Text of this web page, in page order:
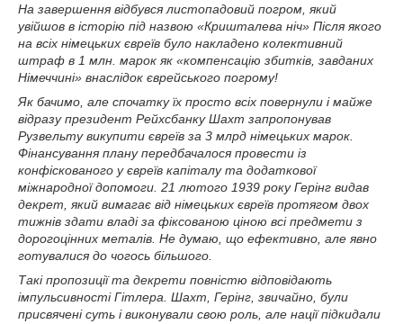
На завершення відбувся листопадовий погром, який
увійшов в історію під назвою «Кришталева ніч» Після якого
на всіх німецьких євреїв було накладено колективний
штраф в 1 млн. марок як «компенсацію збитків, завданих
Німеччині» внаслідок єврейського погрому!
Як бачимо, але спочатку їх просто всіх повернули і майже
відразу президент Рейхсбанку Шахт запропонував
Рузвельту викупити євреїв за 3 млрд німецьких марок.
Фінансування плану передбачалося провести із
конфіскованого у євреїв капіталу та додаткової
міжнародної допомоги. 21 лютого 1939 року Герінг видав
декрет, який вимагає від німецьких євреїв протягом двох
тижнів здати владі за фіксованою ціною всі предмети з
дорогоцінних металів. Не думаю, що ефективно, але явно
готувалися до чогось більшого.
Такі пропозиції та декрети повністю відповідають
імпульсивності Гітлера. Шахт, Герінг, звичайно, були
присвячені суть і виконували свою роль, але нації підкидали